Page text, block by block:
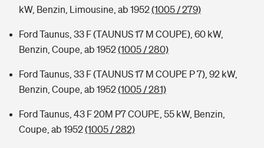
kW, Benzin, Limousine, ab 1952(1005 / 279)
Ford Taunus, 33 F (TAUNUS 17 M COUPE), 60 kW,
Benzin, Coupe, ab 1952(1005 / 280)
Ford Taunus, 33 F (TAUNUS 17 M COUPE P 7), 92 kW,
Benzin, Coupe, ab 1952(1005 / 281)
Ford Taunus, 43 F 20M P7 COUPE, 55 kW, Benzin,
Coupe, ab 1952(1005 / 282)